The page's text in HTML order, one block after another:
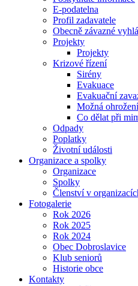
E-podatelna
Profil zadavatele
Obecně závazné
Projekty
Projekty
Krizové řízení
Sirény
Evakuace
Evakuační
Možná ohrožení
Co dělat při
Odpady
Poplatky
Životní události
Organizace a spolky
Organizace
Spolky
Členství v
Fotogalerie
Rok 2026
Rok 2025
Rok 2024
Obec Dobroslavice
Klub seniorů
Historie obce
Kontakty